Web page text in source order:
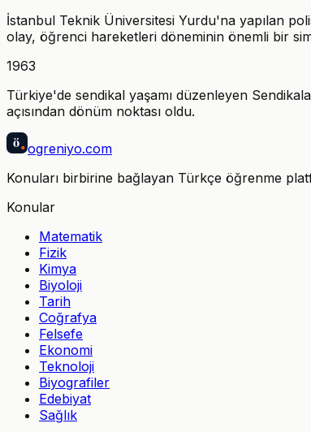
İstanbul Teknik Üniversitesi Yurdu'na yapılan
olay, öğrenci hareketleri döneminin önemli bir
1963
Türkiye'de sendikal yaşamı düzenleyen
açısından dönüm noktası oldu.
ö ogreniyo.com
Konuları birbirine bağlayan Türkçe öğrenme
Konular
Matematik
Fizik
Kimya
Biyoloji
Tarih
Coğrafya
Felsefe
Ekonomi
Teknoloji
Biyografiler
Edebiyat
Sağlık